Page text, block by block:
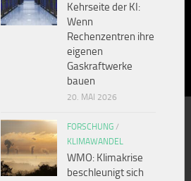
Kehrseite der KI:
Wenn
Rechenzentren ihre
eigenen
Gaskraftwerke
bauen
20. MAI 2026
FORSCHUNG /
KLIMAWANDEL
WMO: Klimakrise
beschleunigt sich